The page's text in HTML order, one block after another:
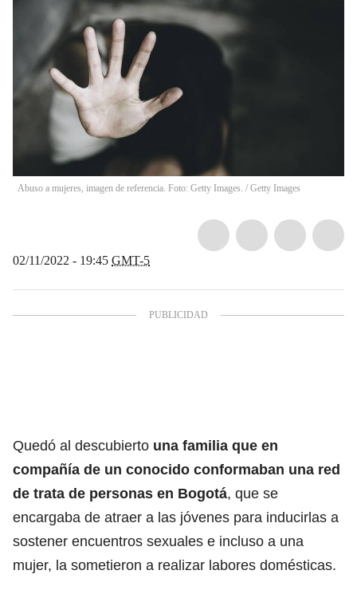
Abuso a mujeres, imagen de referencia. Foto: Getty Images. / Getty Images
02/11/2022 - 19:45 GMT-5
Quedó al descubierto una familia que en
compañía de un conocido conformaban una red
de trata de personas en Bogotá, que se
encargaba de atraer a las jóvenes para inducirlas a
sostener encuentros sexuales e incluso a una
mujer, la sometieron a realizar labores domésticas.